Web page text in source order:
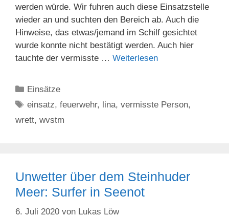
werden würde. Wir fuhren auch diese Einsatzstelle
wieder an und suchten den Bereich ab. Auch die
Hinweise, das etwas/jemand im Schilf gesichtet
wurde konnte nicht bestätigt werden. Auch hier
tauchte der vermisste … Weiterlesen
Kategorien
Einsätze
Schlagwörter
einsatz,feuerwehr, lina,vermisste Person,
wrett, wvstm
Unwetter über dem Steinhuder
Meer: Surfer in Seenot
6. Juli 2020 von Lukas Löw